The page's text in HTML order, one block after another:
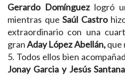
Gerardo Domínguezlogró
mientras queSaúl Castro
extraordinario con una
granAday López Abellán,que
5. Todos ellos bien
Jonay Garcia y Jesús Santana